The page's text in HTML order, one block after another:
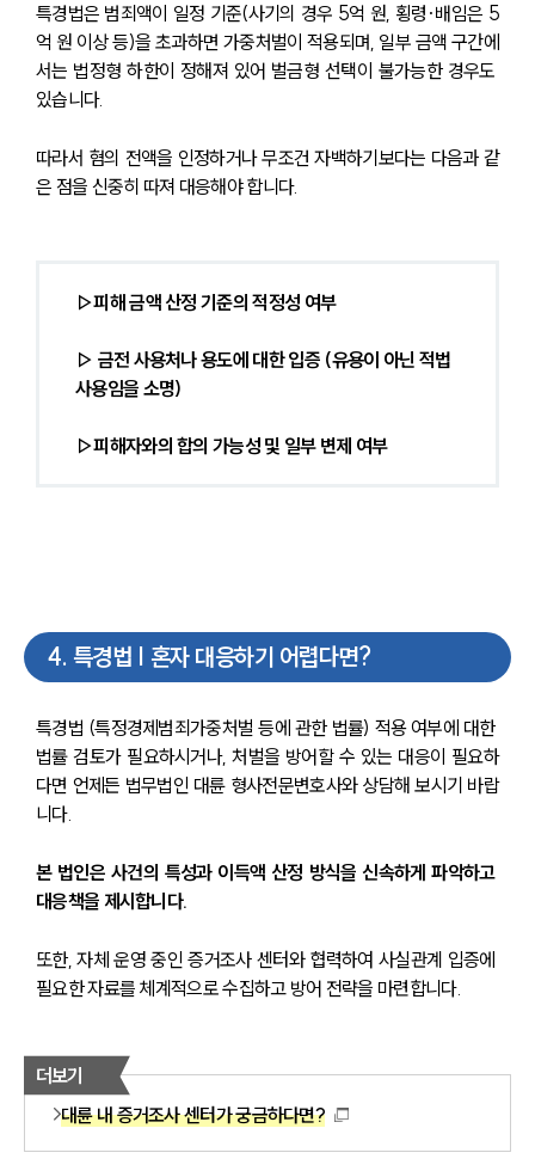
특경법은 범죄액이 일정 기준(사기의 경우 5억 원, 횡령·배임은 5
억 원 이상 등)을 초과하면 가중처벌이 적용되며, 일부 금액 구간에
서는 법정형 하한이 정해져 있어 벌금형 선택이 불가능한 경우도
있습니다.
따라서 혐의 전액을 인정하거나 무조건 자백하기보다는 다음과 같
은 점을 신중히 따져 대응해야 합니다.
▷피해 금액 산정 기준의 적정성 여부
▷ 금전 사용처나 용도에 대한 입증 (유용이 아닌 적법
사용임을 소명)
▷피해자와의 합의 가능성 및 일부 변제 여부
4. 특경법 | 혼자 대응하기 어렵다면?
특경법 (특정경제범죄가중처벌 등에 관한 법률) 적용 여부에 대한
법률 검토가 필요하시거나, 처벌을 방어할 수 있는 대응이 필요하
다면 언제든 법무법인 대륜 형사전문변호사와 상담해 보시기 바랍
니다.
본 법인은 사건의 특성과 이득액 산정 방식을 신속하게 파악하고
대응책을 제시합니다.
또한, 자체 운영 중인 증거조사 센터와 협력하여 사실관계 입증에
필요한 자료를 체계적으로 수집하고 방어 전략을 마련합니다.
더보기
대륜 내 증거조사 센터가 궁금하다면?